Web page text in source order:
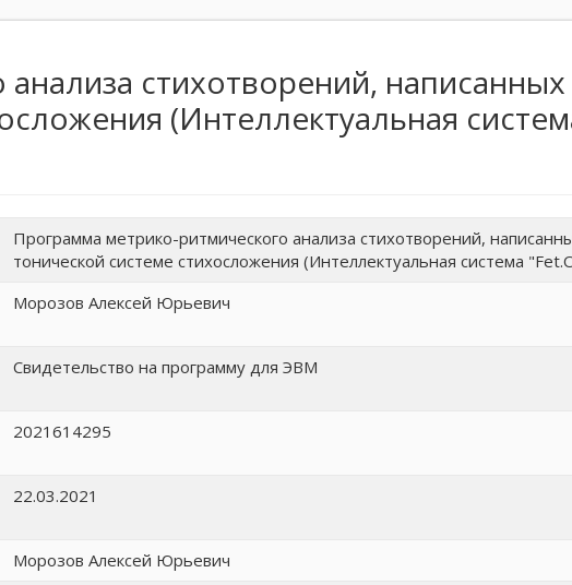
стихотворений, написанных
(Интеллектуальная
Программа метрико-ритмического анализа стихотворений,
тонической системе стихосложения (Интеллектуальная система
Морозов Алексей Юрьевич
Свидетельство на программу для ЭВМ
2021614295
22.03.2021
Морозов Алексей Юрьевич